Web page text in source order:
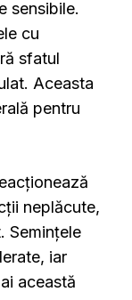
sensibile.
cu
sfatul
Aceasta
pentru
neplăcute,
Semințele
iar
această